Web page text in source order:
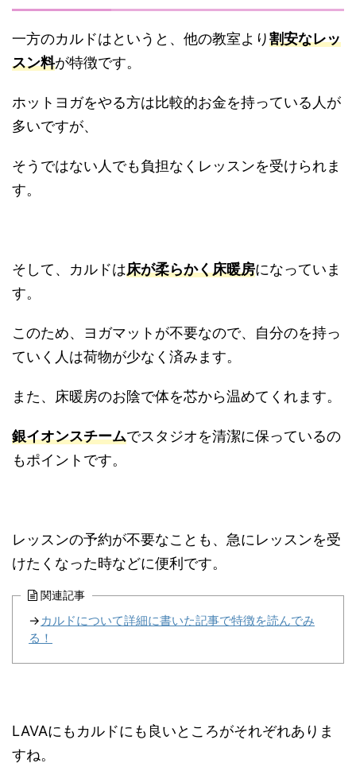
一方のカルドはというと、他の教室より割安なレッ
スン料が特徴です。
ホットヨガをやる方は比較的お金を持っている人が
多いですが、
そうではない人でも負担なくレッスンを受けられま
す。
そして、カルドは床が柔らかく床暖房になっていま
す。
このため、ヨガマットが不要なので、自分のを持っ
ていく人は荷物が少なく済みます。
また、床暖房のお陰で体を芯から温めてくれます。
銀イオンスチームでスタジオを清潔に保っているの
もポイントです。
レッスンの予約が不要なことも、急にレッスンを受
けたくなった時などに便利です。
関連記事
→ カルドについて詳細に書いた記事で特徴を読んでみ
る！
LAVAにもカルドにも良いところがそれぞれありま
すね。